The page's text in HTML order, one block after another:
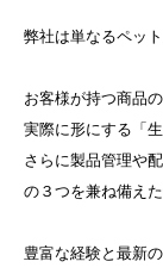
弊社は単なるペッ
お客様が持つ商品
実際に形にする「生
さらに製品管理や
の３つを兼ね備え
豊富な経験と最新